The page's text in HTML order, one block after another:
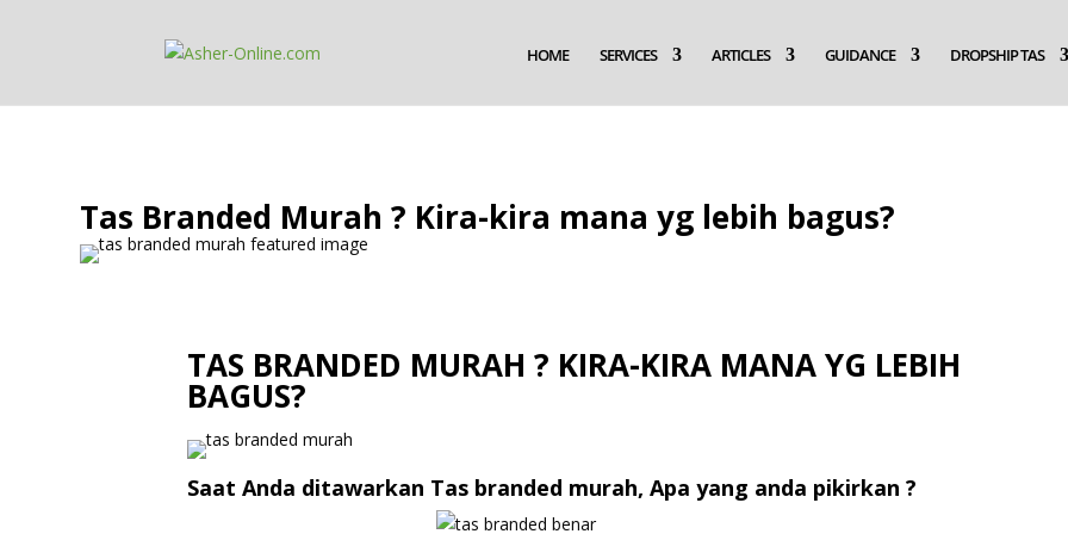
HOME SERVICES ARTICLES GUIDANCE DROPSHIP TAS
Tas Branded Murah ? Kira-kira mana yg lebih bagus?
TAS BRANDED MURAH ? KIRA-KIRA MANA YG LEBIH
BAGUS?
Saat Anda ditawarkan Tas branded murah, Apa yang anda pikirkan ?